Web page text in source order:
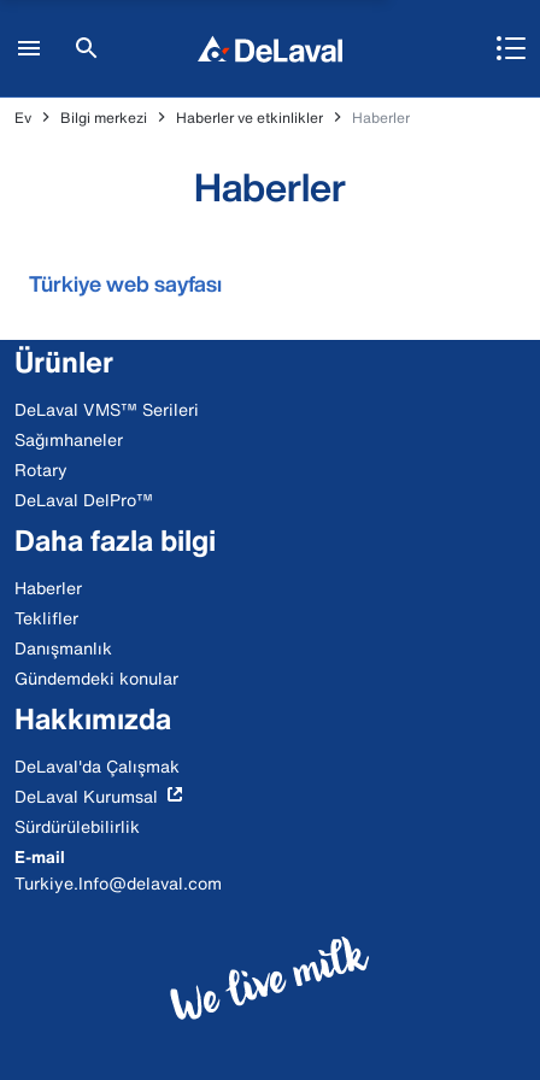
Ev Bilgi merkezi Haberler ve etkinlikler Haberler
Haberler
Türkiye web sayfası
Ürünler
DeLaval VMS™ Serileri
Sağımhaneler
Rotary
DeLaval DelPro™
Daha fazla bilgi
Haberler
Teklifler
Danışmanlık
Gündemdeki konular
Hakkımızda
DeLaval'da Çalışmak
DeLaval Kurumsal
Sürdürülebilirlik
E-mail
Turkiye.Info@delaval.com